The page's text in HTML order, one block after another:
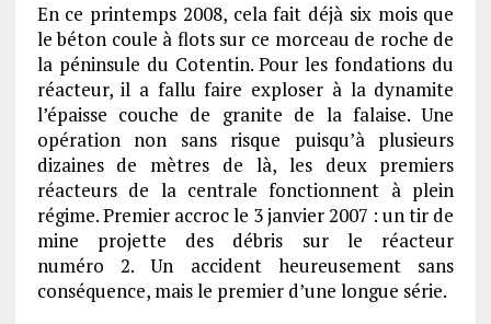
En ce printemps 2008, cela fait déjà six mois que
le béton coule à flots sur ce morceau de roche de
la péninsule du Cotentin. Pour les fondations du
réacteur, il a fallu faire exploser à la dynamite
l’épaisse couche de granite de la falaise. Une
opération non sans risque puisqu’à plusieurs
dizaines de mètres de là, les deux premiers
réacteurs de la centrale fonctionnent à plein
régime. Premier accroc le 3 janvier 2007 : un tir de
mine projette des débris sur le réacteur
numéro 2. Un accident heureusement sans
conséquence, mais le premier d’une longue série.